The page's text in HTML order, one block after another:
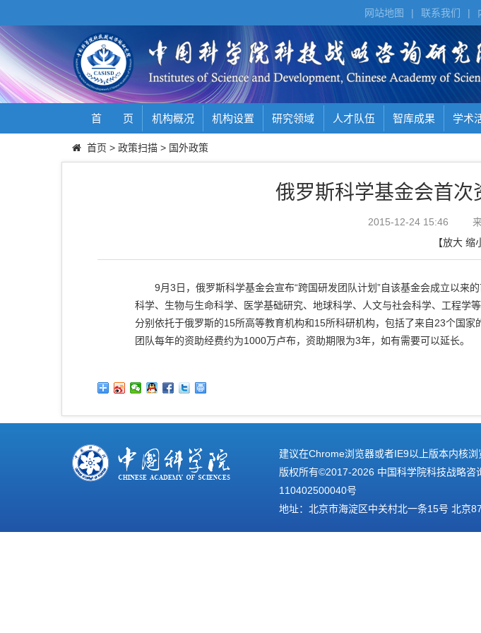
|
联系我们
|
网站地图
首 页 机构概况 机构设置 研究领域 人才队伍 智库成果 学术
首页 > 政策扫描 > 国外政策
俄罗斯科学基金会首
2015-12-24 15:46
【放大 缩
9月3日，俄罗斯科学基金会宣布“跨国研发团队计划”自该基金会成立以来
科学、生物与生命科学、医学基础研究、地球科学、人文与社会科学、工程学
分别依托于俄罗斯的15所高等教育机构和15所科研机构，包括了来自23个国
团队每年的资助经费约为1000万卢布，资助期限为3年，如有需要可以延长。
建议在Chrome浏览器或者IE9以上版本内核浏
版权所有©2017-2026 中国科学院科技战略咨
110402500040号
地址：北京市海淀区中关村北一条15号 北京